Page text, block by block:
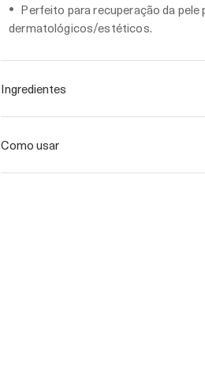
Perfeito para recuperação da
dermatológicos/estéticos.
Ingredientes
Como usar